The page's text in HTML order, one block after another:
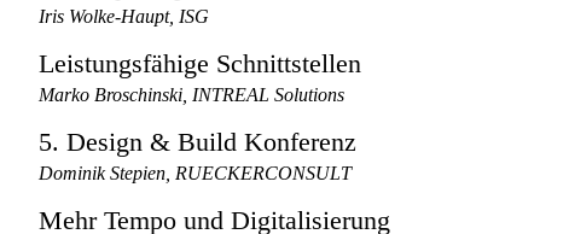
Iris Wolke-Haupt, ISG
Leistungsfähige Schnittstellen
Marko Broschinski, INTREAL Solutions
5. Design & Build Konferenz
Dominik Stepien, RUECKERCONSULT
Mehr Tempo und Digitalisierung